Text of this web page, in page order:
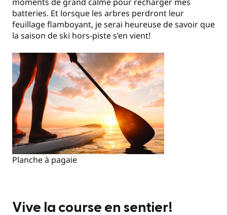
batteries. Et lorsque les arbres perdront leur
feuillage flamboyant, je serai heureuse de savoir que
la saison de ski hors-piste s’en vient!
Planche à pagaie
Vive la course en sentier!